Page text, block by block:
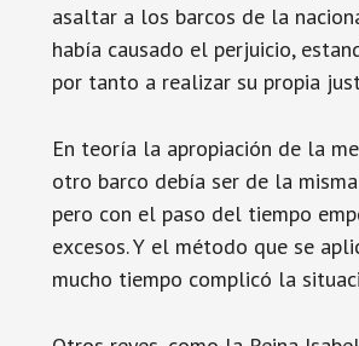
asaltar a los barcos de la
había causado el perjuicio,
por tanto a realizar su propia
En teoría la apropiación de la
otro barco debía ser de la
pero con el paso del tiempo
excesos. Y el método que se
mucho tiempo complicó la